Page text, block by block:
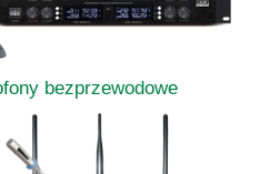
bezprzewodowe